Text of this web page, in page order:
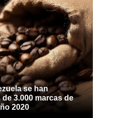
se han
3.000 marcas de
2020